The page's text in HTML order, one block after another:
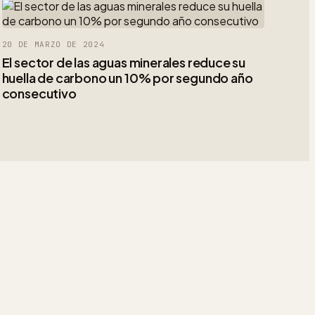
20 DE MARZO DE 2024
El sector de las aguas minerales reduce su
huella de carbono un 10% por segundo año
consecutivo